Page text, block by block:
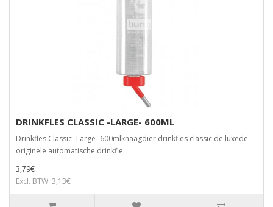
DRINKFLES CLASSIC -LARGE- 600ML
Drinkfles Classic -Large- 600mlknaagdier drinkfles classic de luxede
originele automatische drinkfle..
3,79€
Excl. BTW: 3,13€